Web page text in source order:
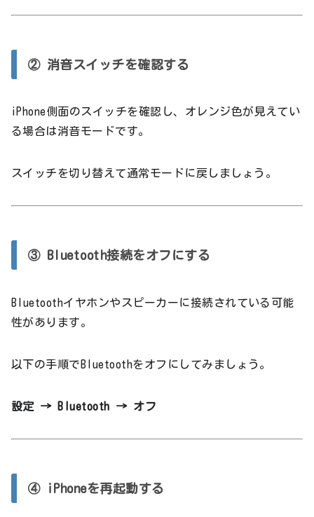
② 消音スイッチを確認する
iPhone側面のスイッチを確認し、オレンジ色が見えてい
る場合は消音モードです。
スイッチを切り替えて通常モードに戻しましょう。
③ Bluetooth接続をオフにする
Bluetoothイヤホンやスピーカーに接続されている可能
性があります。
以下の手順でBluetoothをオフにしてみましょう。
設定 → Bluetooth → オフ
④ iPhoneを再起動する